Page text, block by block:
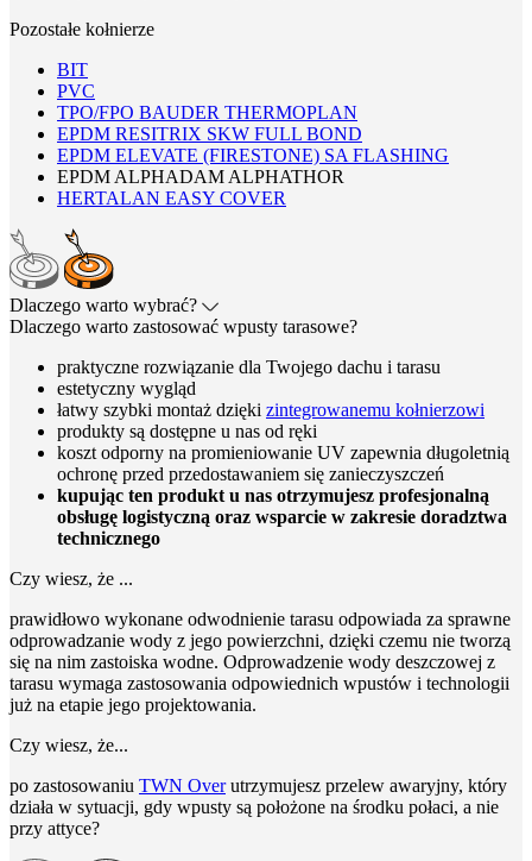
Pozostałe kołnierze
BIT
PVC
TPO/FPO BAUDER THERMOPLAN
EPDM RESITRIX SKW FULL BOND
EPDM ELEVATE (FIRESTONE) SA FLASHING
EPDM ALPHADAM ALPHATHOR
HERTALAN EASY COVER
Dlaczego warto wybrać?
Dlaczego warto zastosować wpusty tarasowe?
praktyczne rozwiązanie dla Twojego dachu i tarasu
estetyczny wygląd
łatwy szybki montaż dzięki zintegrowanemu kołnierzowi
produkty są dostępne u nas od ręki
koszt odporny na promieniowanie UV zapewnia długoletnią
ochronę przed przedostawaniem się zanieczyszczeń
kupując ten produkt u nas otrzymujesz profesjonalną
obsługę logistyczną oraz wsparcie w zakresie doradztwa
technicznego
Czy wiesz, że ...
prawidłowo wykonane odwodnienie tarasu odpowiada za sprawne
odprowadzanie wody z jego powierzchni, dzięki czemu nie tworzą
się na nim zastoiska wodne. Odprowadzenie wody deszczowej z
tarasu wymaga zastosowania odpowiednich wpustów i technologii
już na etapie jego projektowania.
Czy wiesz, że...
po zastosowaniu TWN Overutrzymujesz przelew awaryjny, który
działa w sytuacji, gdy wpusty są położone na środku połaci, a nie
przy attyce?